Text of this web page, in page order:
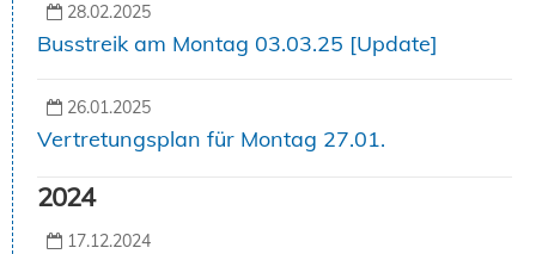
28.02.2025
Busstreik am Montag 03.03.25 [Update]
26.01.2025
Vertretungsplan für Montag 27.01.
2024
17.12.2024